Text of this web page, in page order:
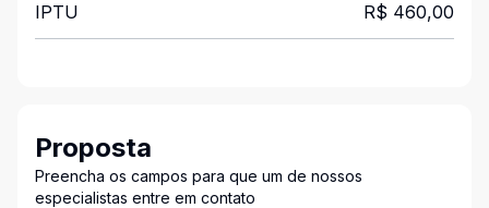
IPTU R$ 460,00
Proposta
Preencha os campos para que um de nossos
especialistas entre em contato